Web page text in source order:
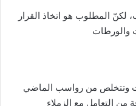
المطلوب هو اتخاذ القرار
والورطات
وتتخلص من رواسب الماضي
التعامل مع الزملاء